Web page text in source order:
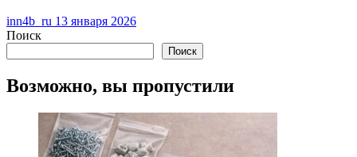
inn4b_ru 13 января 2026
Поиск
Поиск
Возможно, вы пропустили